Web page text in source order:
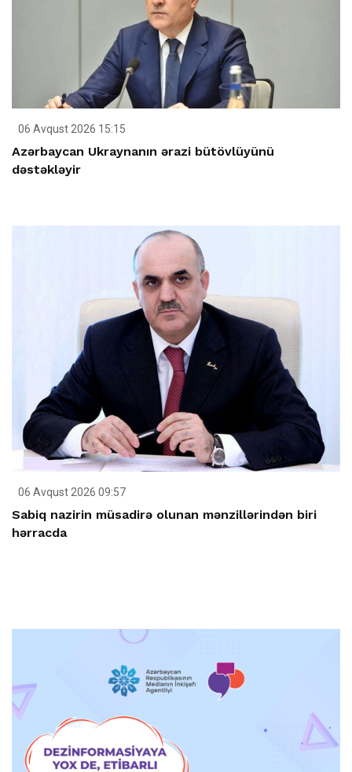
06 Avqust 2026 15:15
Azərbaycan Ukraynanın ərazi bütövlüyünü
dəstəkləyir
06 Avqust 2026 09:57
Sabiq nazirin müsadirə olunan mənzillərindən biri
hərracda